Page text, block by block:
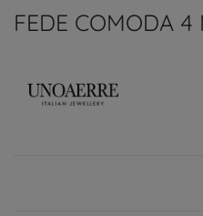
FEDE COMODA 4